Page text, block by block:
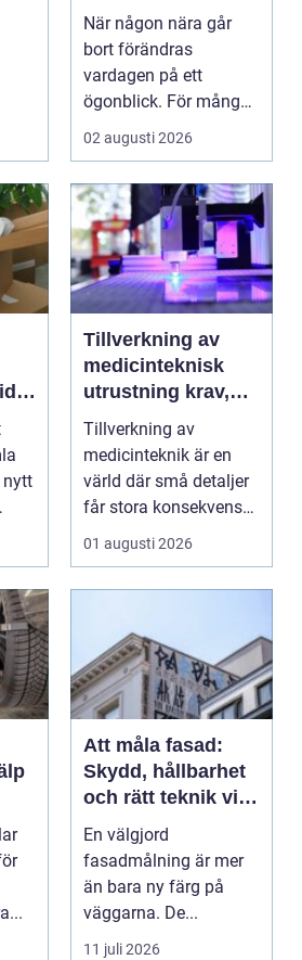
omtanke i en svår
tid
När någon nära går
bort förändras
vardagen på ett
ögonblick. För många i
Mölndal blir första
frågan:...
02 augusti 2026
nytt
Tillverkning av
medicinteknisk
utrustning krav,
kvalitet och
precision
Tillverkning av
medicinteknik är en
värld där små detaljer
får stora konsekvenser.
En liten avvikels...
01 augusti 2026
Att måla fasad:
Skydd, hållbarhet
och rätt teknik vid
fasadmålning
En välgjord
fasadmålning är mer
än bara ny färg på
väggarna. De...
11 juli 2026